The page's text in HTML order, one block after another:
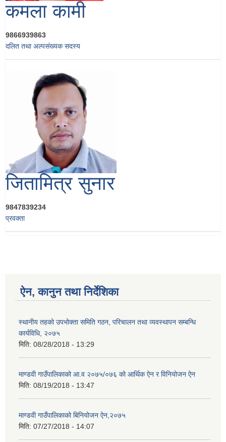
कमला कामी
9866939863
दलित तथा अल्पसंख्यक सदस्य
जितामित्र सुनार
9847839234
प्रवक्ता
ऐन, कानुन तथा निर्देशिका
स्थानीय तहको उपभोक्ता समिति गठन, परिचालन तथा व्यवस्थापन सम्बन्धि
कार्यविधि, २०७५
मिति: 08/28/2018 - 13:29
माण्डवी गाउँपालिकाको आ.व २०७५/०७६ को आर्थिक ऐन र विनियोजन ऐन
मिति: 08/19/2018 - 13:47
माण्डवी गाउँपालिकाको बिनियोजन ऐन,२०७५
मिति: 07/27/2018 - 14:07